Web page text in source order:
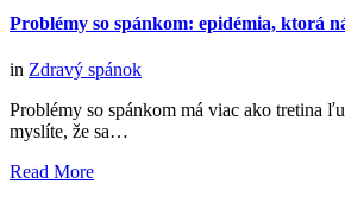
Problémy so spánkom: epidémia, ktorá
in Zdravý spánok
Problémy so spánkom má viac ako tretina
myslíte, že sa…
Read More